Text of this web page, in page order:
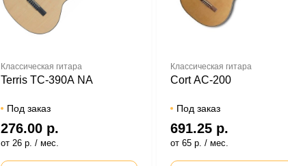
Классическая гитара
Terris TC-390A NA
Под заказ
276.00 р.
от 26 р. / мес.
Классическая гитара
Cort AC-200
Под заказ
691.25 р.
от 65 р. / мес.